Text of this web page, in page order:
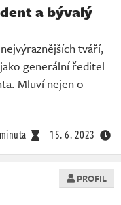
a bývalý
tváří,
generální ředitel
Mluví nejen o
15. 6. 2023
PROFIL